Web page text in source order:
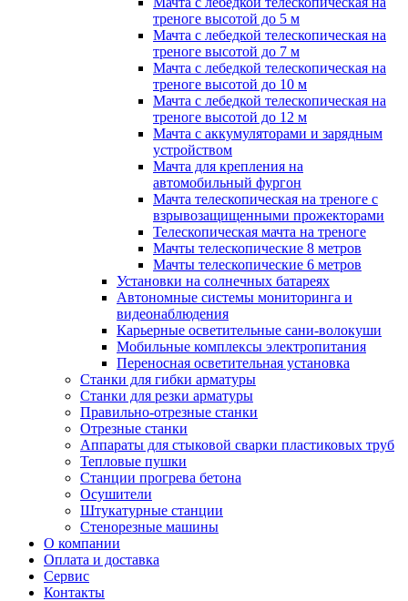
треноге высотой до 5 м
Мачта с лебедкой телескопическая на
треноге высотой до 7 м
Мачта с лебедкой телескопическая на
треноге высотой до 10 м
Мачта с лебедкой телескопическая на
треноге высотой до 12 м
Мачта с аккумуляторами и зарядным
устройством
Мачта для крепления на
автомобильный фургон
Мачта телескопическая на треноге с
взрывозащищенными прожекторами
Телескопическая мачта на треноге
Мачты телескопические 8 метров
Мачты телескопические 6 метров
Установки на солнечных батареях
Автономные системы мониторинга и
видеонаблюдения
Карьерные осветительные сани-волокуши
Мобильные комплексы электропитания
Переносная осветительная установка
Станки для гибки арматуры
Станки для резки арматуры
Правильно-отрезные станки
Отрезные станки
Аппараты для стыковой сварки пластиковых труб
Тепловые пушки
Станции прогрева бетона
Осушители
Штукатурные станции
Стенорезные машины
О компании
Оплата и доставка
Сервис
Контакты